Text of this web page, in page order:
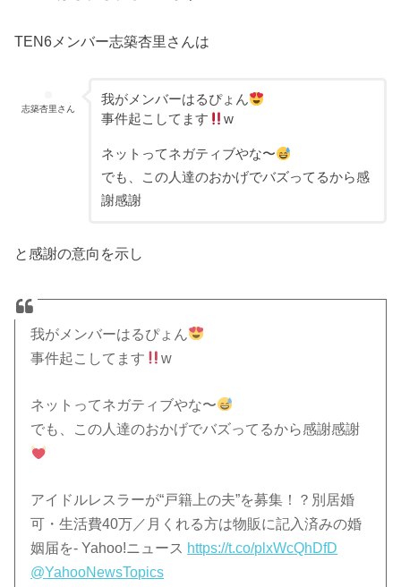
TEN6メンバー志築杏里さんは
志築杏里さん
我がメンバーはるぴょん
事件起こしてます
w
ネットってネガティブやな〜
でも、この人達のおかげでバズってるから感
謝感謝
と感謝の意向を示し
我がメンバーはるぴょん
事件起こしてます
w
ネットってネガティブやな〜
でも、この人達のおかげでバズってるから感謝感謝
アイドルレスラーが“戸籍上の夫”を募集！？別居婚
可・生活費40万／月くれる方は物販に記入済みの婚
姻届を- Yahoo!ニュース https://t.co/plxWcQhDfD
@YahooNewsTopics